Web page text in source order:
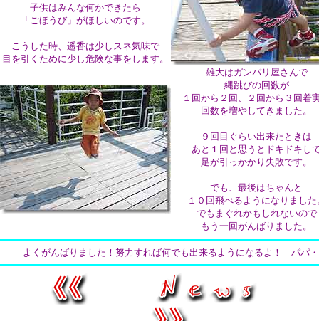
子供はみんな何かできたら
「ごほうび」がほしいのです。
こうした時、遥香は少しスネ気味で
目を引くために少し危険な事をします。
雄大はガンバリ屋さんで
縄跳びの回数が
１回から２回、２回から３回着
回数を増やしてきました。
９回目ぐらい出来たときは
あと１回と思うとドキドキし
足が引っかかり失敗です。
でも、最後はちゃんと
１０回飛べるようになりました
でもまぐれかもしれないので
もう一回がんばりました。
よくがんばりました！努力すれば何でも出来るようになるよ！ パパ